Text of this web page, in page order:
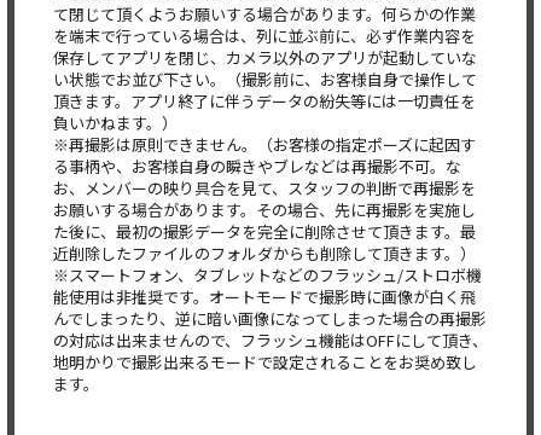
て閉じて頂くようお願いする場合があります。何らかの作業
を端末で行っている場合は、列に並ぶ前に、必ず作業内容を
保存してアプリを閉じ、カメラ以外のアプリが起動していな
い状態でお並び下さい。（撮影前に、お客様自身で操作して
頂きます。アプリ終了に伴うデータの紛失等には一切責任を
負いかねます。）
※再撮影は原則できません。（お客様の指定ポーズに起因す
る事柄や、お客様自身の瞬きやブレなどは再撮影不可。な
お、メンバーの映り具合を見て、スタッフの判断で再撮影を
お願いする場合があります。その場合、先に再撮影を実施し
た後に、最初の撮影データを完全に削除させて頂きます。最
近削除したファイルのフォルダからも削除して頂きます。）
※スマートフォン、タブレットなどのフラッシュ/ストロボ機
能使用は非推奨です。オートモードで撮影時に画像が白く飛
んでしまったり、逆に暗い画像になってしまった場合の再撮影
の対応は出来ませんので、フラッシュ機能はOFFにして頂き、
地明かりで撮影出来るモードで設定されることをお奨め致し
ます。